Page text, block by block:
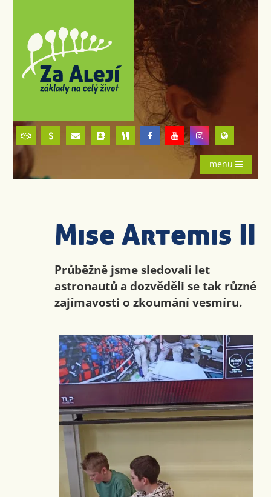
menu
Mise Artemis II
Průběžně jsme sledovali let
astronautů a dozvěděli se tak různé
zajímavosti o zkoumání vesmíru.